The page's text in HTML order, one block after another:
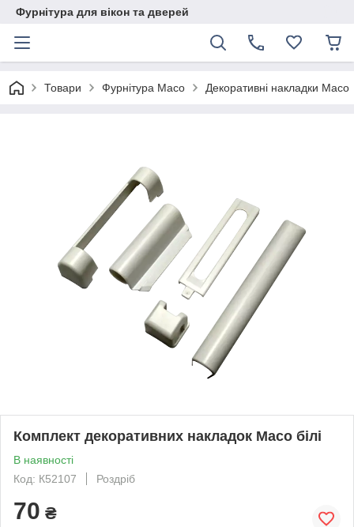
Фурнітура для вікон та дверей
Товари Фурнітура Maco Декоративні накладки Maco
Комплект декоративних накладок Maco білі
В наявності
Код: К52107
Роздріб
70 ₴